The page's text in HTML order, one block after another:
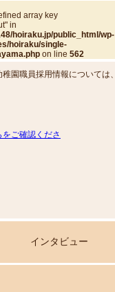
array key
in
hoiraku.jp/public_html/wp-
hoiraku/single-
on line562
稚園職員採用情報については、
をご確認くださ
インタビュー